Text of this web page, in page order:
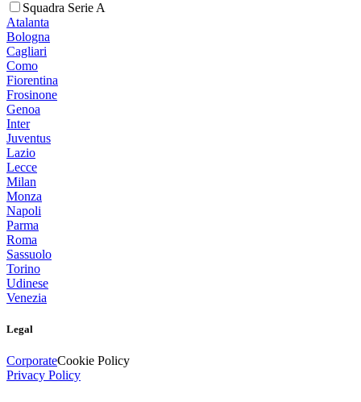
Squadra Serie A
Atalanta
Bologna
Cagliari
Como
Fiorentina
Frosinone
Genoa
Inter
Juventus
Lazio
Lecce
Milan
Monza
Napoli
Parma
Roma
Sassuolo
Torino
Udinese
Venezia
Legal
CorporateCookie Policy
Privacy Policy